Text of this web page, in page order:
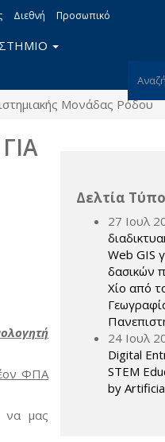
Διεθνή Προσωπικό
Μονάδας Ρόδου
ΦΠΑ
να μας
Δελτία
27 Ιουλ
Web GIS
δασικών
Χίο από
24 Ιουλ
Digital
STEM
by